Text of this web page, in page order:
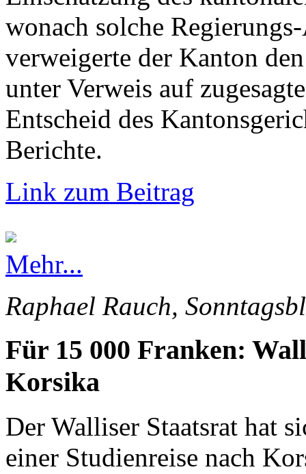
wonach solche
verweigerte der Kanton
unter Verweis auf
Entscheid des
Berichte.
Link zum Beitrag
Mehr...
Raphael Rauch,
Für 15 000 Franken:
Korsika
Der Walliser Staatsrat hat
einer Studienreise nach